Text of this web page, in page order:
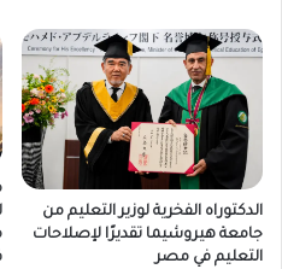
الدكتوراه الفخرية لوزير التعليم من
جامعة هيروشيما تقديرًا لإصلاحات
التعليم في مصر